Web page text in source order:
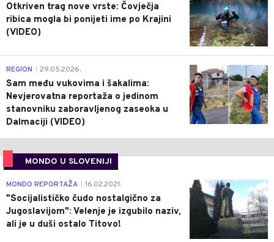
Otkriven trag nove vrste: Čovječja
ribica mogla bi ponijeti ime po Krajini
(VIDEO)
0
REGION 29.05.2026.
Sam među vukovima i šakalima:
Nevjerovatna reportaža o jedinom
stanovniku zaboravljenog zaseoka u
Dalmaciji (VIDEO)
MONDO U SLOVENIJI
4
MONDO REPORTAŽA 16.02.2021.
"Socijalističko čudo nostalgično za
Jugoslavijom": Velenje je izgubilo naziv,
ali je u duši ostalo Titovo!